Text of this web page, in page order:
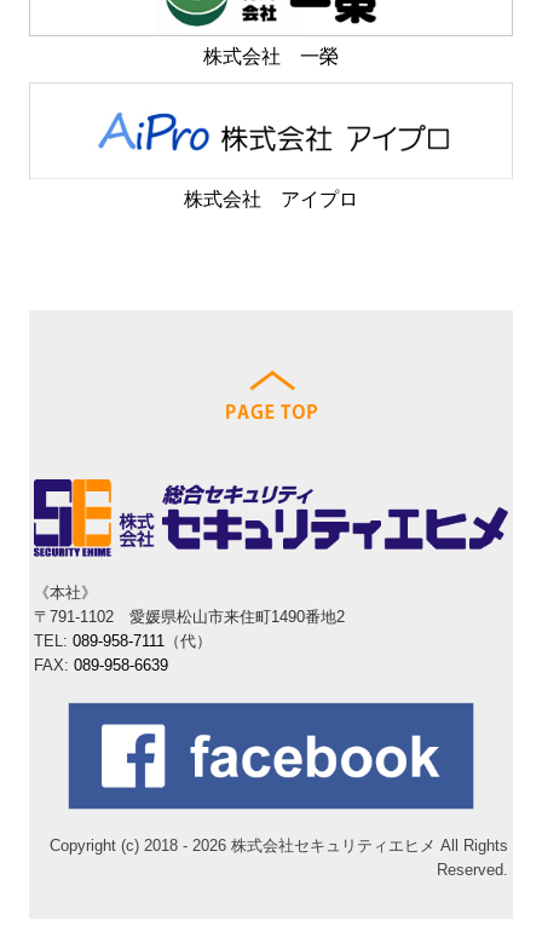
株式会社 一榮
株式会社 アイプロ
《本社》
〒791-1102 愛媛県松山市来住町1490番地2
TEL:089-958-7111 （代）
FAX:089-958-6639
Copyright (c) 2018 - 2026 株式会社セキュリティエヒメ All Rights
Reserved.